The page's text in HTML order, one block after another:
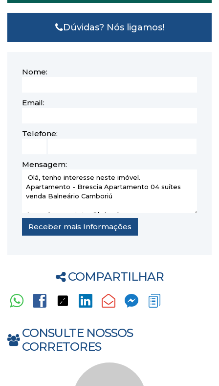
Dúvidas? Nós ligamos!
Nome:
Email:
Telefone:
Mensagem:
COMPARTILHAR
CONSULTE NOSSOS
CORRETORES